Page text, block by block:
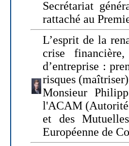
Secrétariat
rattaché au
L’esprit de la
crise
d’entreprise :
risques
Monsieur
l'ACAM (Autorité
et des
Européenne de